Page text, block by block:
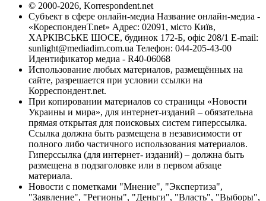
© 2000-2026, Korrespondent.net
Субъект в сфере онлайн-медиа Название онлайн-медиа -
«КореспонденТ.net» Адрес: 02091, місто Київ,
ХАРКІВСЬКЕ ШОСЕ, будинок 172-Б, офіс 208/1 E-mail:
sunlight@mediadim.com.ua Телефон: 044-205-43-00
Идентификатор медиа - R40-06068
Использование любых материалов, размещённых на
сайте, разрешается при условии ссылки на
Корреспондент.net.
При копировании материалов со страницы «Новости
Украины и мира», для интернет-изданий – обязательна
прямая открытая для поисковых систем гиперссылка.
Ссылка должна быть размещена в независимости от
полного либо частичного использования материалов.
Гиперссылка (для интернет- изданий) – должна быть
размещена в подзаголовке или в первом абзаце
материала.
Новости с пометками "Мнение", "Экспертиза",
"Заявление", "Регионы", "Деньги", "Власть", "Выборы",